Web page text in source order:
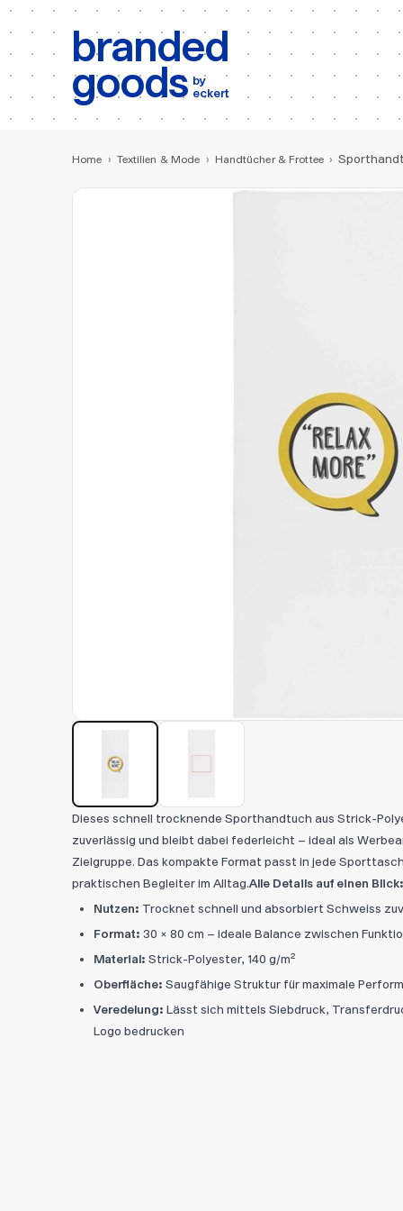
branded
goods by
eckert
b:
Home › Textilien & Mode › Handtücher & Frottee ›
Dieses schnell trocknende Sporthandtuch aus Strick-
zuverlässig und bleibt dabei federleicht – ideal als
Zielgruppe. Das kompakte Format passt in jede
praktischen Begleiter im Alltag.Alle Details auf einen Blick:
Nutzen: Trocknet schnell und absorbiert Schweiss
Format: 30 × 80 cm – ideale Balance zwischen
Material: Strick-Polyester, 140 g/m²
Oberfläche: Saugfähige Struktur für maximale
Veredelung: Lässt sich mittels Siebdruck,
Logo bedrucken